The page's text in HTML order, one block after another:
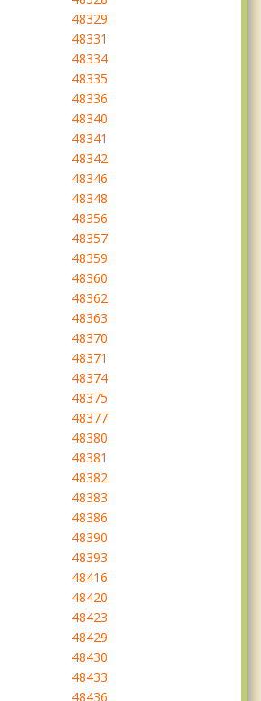
48329
48331
48334
48335
48336
48340
48341
48342
48346
48348
48356
48357
48359
48360
48362
48363
48370
48371
48374
48375
48377
48380
48381
48382
48383
48386
48390
48393
48416
48420
48423
48429
48430
48433
48436